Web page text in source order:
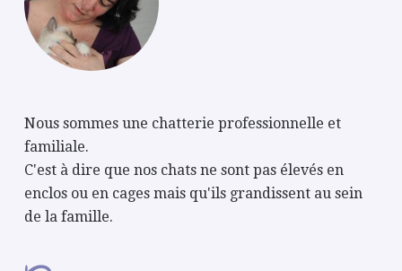
Nous sommes une chatterie professionnelle et
familiale.
C'est à dire que nos chats ne sont pas élevés en
enclos ou en cages mais qu'ils grandissent au sein
de la famille.